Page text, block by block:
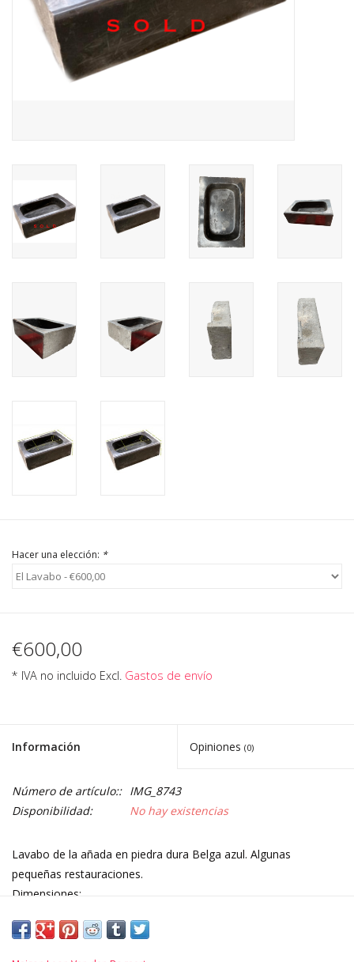
Outlet
Clientes Satisfechos
login
Hacer una elección: *
€600,00
* IVA no incluido Excl. Gastos de envío
Información Opiniones (0)
Número de artículo:: IMG_8743
Disponibilidad:
No hay existencias
Lavabo de la añada en piedra dura Belga azul. Algunas
pequeñas restauraciones.
Dimensiones:
49 cm Ancho 19,29 Inch